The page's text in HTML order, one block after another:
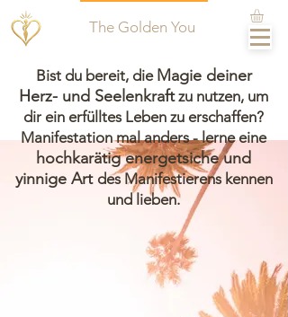
The Golden You
Bist du bereit, die Magie deiner
Herz- und Seelenkraftzu nutzen, um
dir ein erfülltes Leben zu erschaffen?
Manifestation mal anders - lerne eine
hochkarätig energetsiche und
yinnige Art des Manifestierens kennen
und lieben.